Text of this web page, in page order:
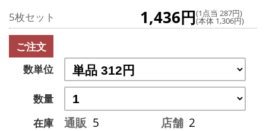
5枚セット 1,436円(1点当 287円)
(本体 1,306円)
ご注文
数単位
数量
在庫
通販 5 店舗 2